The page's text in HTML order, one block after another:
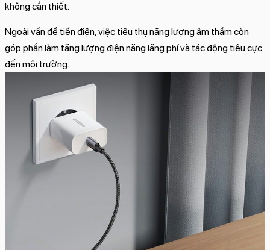
không cần thiết.
Ngoài vấn đề tiền điện, việc tiêu thụ năng lượng âm thầm còn
góp phần làm tăng lượng điện năng lãng phí và tác động tiêu cực
đến môi trường.